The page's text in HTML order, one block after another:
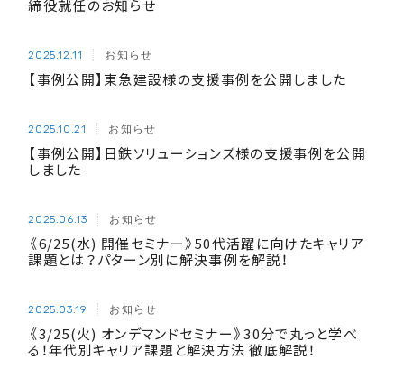
締役就任のお知らせ
2025.12.11 お知らせ
【事例公開】東急建設様の支援事例を公開しました
2025.10.21 お知らせ
【事例公開】日鉄ソリューションズ様の支援事例を公開
しました
2025.06.13 お知らせ
《6/25(水) 開催セミナー》50代活躍に向けたキャリア
課題とは？パターン別に解決事例を解説！
2025.03.19 お知らせ
《3/25(火) オンデマンドセミナー》30分で丸っと学べ
る！年代別キャリア課題と解決方法 徹底解説！